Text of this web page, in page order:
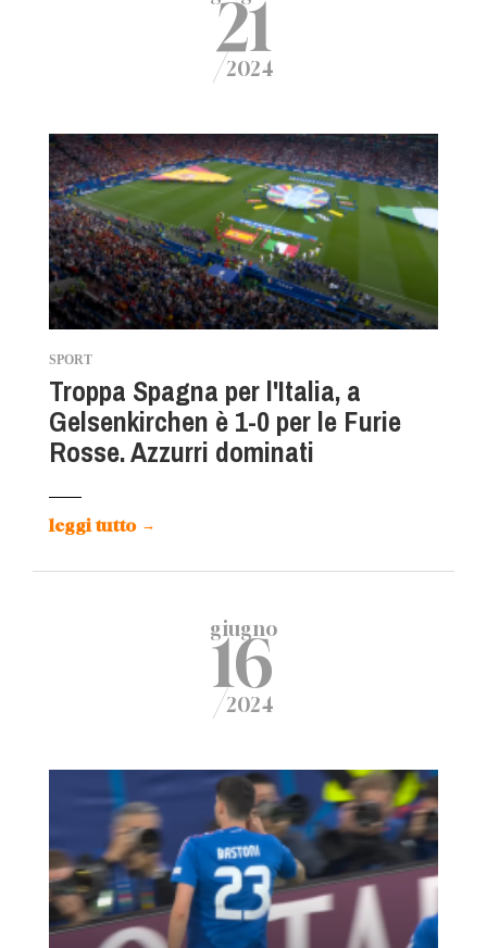
21
/2024
SPORT
Troppa Spagna per l'Italia, a
Gelsenkirchen è 1-0 per le Furie
Rosse. Azzurri dominati
leggi tutto →
giugno
16
/2024